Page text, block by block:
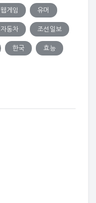
웹게임 유머
자동차 조선일보
한국 효능